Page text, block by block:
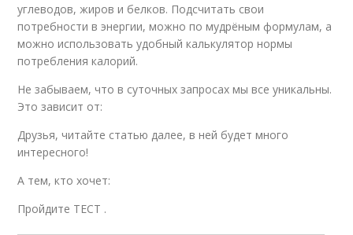
углеводов, жиров и белков. Подсчитать свои
потребности в энергии, можно по мудрёным формулам, а
можно использовать удобный калькулятор нормы
потребления калорий.
Не забываем, что в суточных запросах мы все уникальны.
Это зависит от:
Друзья, читайте статью далее, в ней будет много
интересного!
А тем, кто хочет:
Пройдите ТЕСТ .